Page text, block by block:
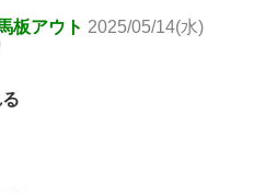
板アウト 2025/05/14(水)